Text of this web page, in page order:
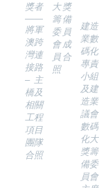
獎者
——
將軍
澳跨
灣連
接路
– 主
橋及
相關
工程
項目
團隊
合照
大獎
籌備
委員
會成
員合
照
建造
業數
碼化
專責
小組
及建
造業
議會
數碼
化大
獎籌
備委
員會